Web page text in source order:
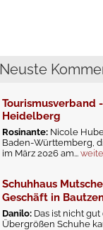
Neuste
Tourismusverband
Heidelberg
Rosinante: Nicole
Baden-Württemberg,
im März 2026 am...
Schuhhaus
Geschäft in
Danilo: Das ist nicht
Übergrößen Schuhe